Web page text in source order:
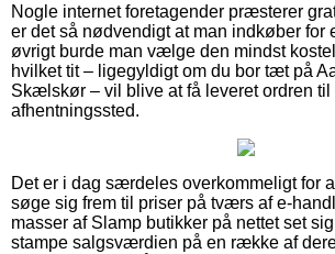
Nogle internet foretagender præsterer
er det så nødvendigt at man indkøber for
øvrigt burde man vælge den mindst
hvilket tit – ligegyldigt om du bor tæt på
Skælskør – vil blive at få leveret ordren til
afhentningssted.
Det er i dag særdeles overkommeligt for
søge sig frem til priser på tværs af e-
masser af Slamp butikker på nettet set
stampe salgsværdien på en række af